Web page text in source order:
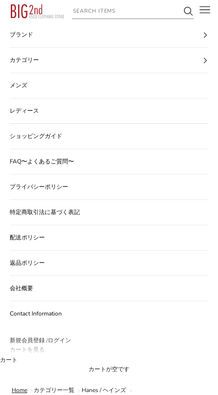
コンテンツへスキップ
ヴィンテージ古着のオンライン通販なら【公式】古着屋BIG2nd
ブランド
カテゴリー
メンズ
レディース
ショッピングガイド
FAQ〜よくあるご質問〜
プライバシーポリシー
特定商取引法に基づく表記
配送ポリシー
返品ポリシー
会社概要
Contact Information
新規会員登録 /ログイン
カートを見る
カート
カートが空です
Home カテゴリー一覧
Hanes / ヘインズ